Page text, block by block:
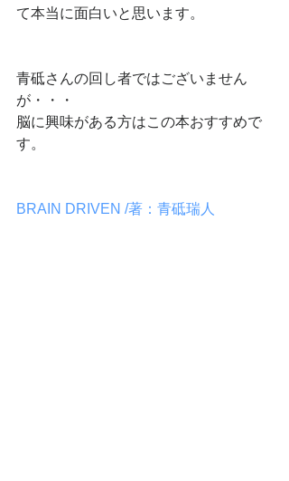
て本当に面白いと思います。
青砥さんの回し者ではございません
が・・・
脳に興味がある方はこの本おすすめで
す。
BRAIN DRIVEN /著：青砥瑞人